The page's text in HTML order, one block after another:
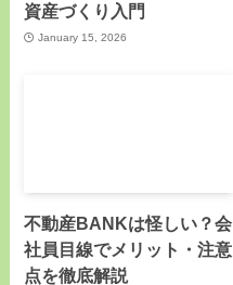
資産づくり入門
January 15, 2026
不動産BANKは怪しい？会
社員目線でメリット・注意
点を徹底解説